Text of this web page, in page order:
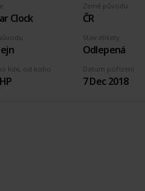
Clock
Země původu
ČR
kde, od koho
Stav etikety
Odlepená
Datum pořízení
7 Dec 2018